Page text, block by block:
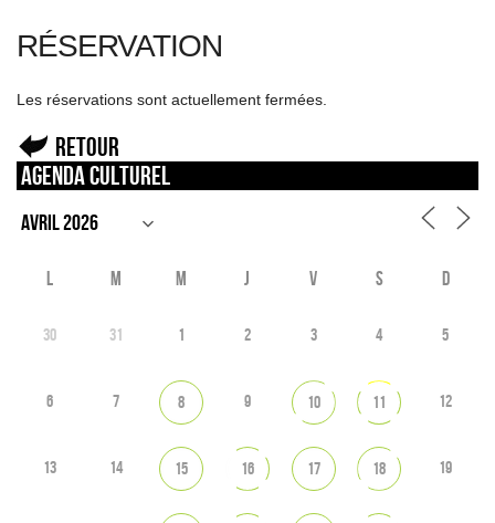
RÉSERVATION
Les réservations sont actuellement fermées.
Retour
Agenda culturel
L M M J V S D
30 31 1 2 3 4 5
6 7 8 9 10 11 12
13 14 15 16 17 18 19